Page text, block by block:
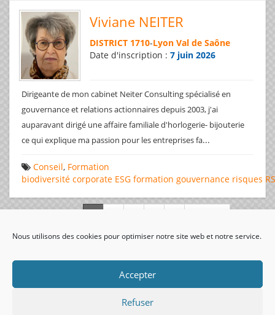
Nous utilisons des cookies pour optimiser notre site web et notre service.
Accepter
Refuser
Viviane NEITER
DISTRICT 1710-Lyon Val de Saône
Date d'inscription : 7 juin 2026
Dirigeante de mon cabinet Neiter Consulting spécialisé en
gouvernance et relations actionnaires depuis 2003, j'ai
auparavant dirigé une affaire familiale d'horlogerie- bijouterie
ce qui explique ma passion pour les entreprises fa...
Conseil, Formation
biodiversité corporate ESG formation gouvernance risques
visiteurs uniques: